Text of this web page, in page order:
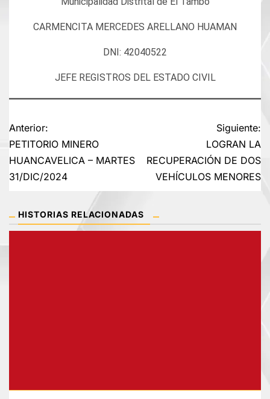
CARMENCITA MERCEDES ARELLANO HUAMAN
DNI: 42040522
JEFE REGISTROS DEL ESTADO CIVIL
Navegación
de
entradas
Anterior:
PETITORIO MINERO
HUANCAVELICA – MARTES
31/DIC/2024
Siguiente:
LOGRAN LA
RECUPERACIÓN DE DOS
VEHÍCULOS MENORES
HISTORIAS RELACIONADAS